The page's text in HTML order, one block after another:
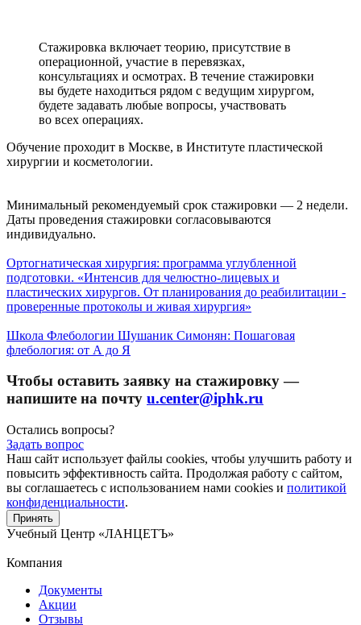
Стажировка включает теорию, присутствие в
операционной, участие в перевязках,
консультациях и осмотрах. В течение стажировки
вы будете находиться рядом с ведущим хирургом,
будете задавать любые вопросы, участвовать
во всех операциях.
Обучение проходит в Москве, в Институте пластической
хирургии и косметологии.
Минимальный рекомендуемый срок стажировки — 2 недели.
Даты проведения стажировки согласовываются
индивидуально.
Ортогнатическая хирургия: программа углубленной
подготовки. «Интенсив для челюстно-лицевых и
пластических хирургов. От планирования до реабилитации -
проверенные протоколы и живая хирургия»
Школа Флебологии Шушаник Симонян: Пошаговая
флебология: от А до Я
Чтобы оставить заявку на стажировку —
напишите на почту u.center@iphk.ru
Остались вопросы?
Задать вопрос
Наш сайт использует файлы cookies, чтобы улучшить работу и
повысить эффективность сайта. Продолжая работу с сайтом,
вы соглашаетесь с использованием нами cookies и политикой
конфиденциальности.
Принять
Учебный Центр «ЛАНЦЕТЪ»
Компания
Документы
Акции
Отзывы